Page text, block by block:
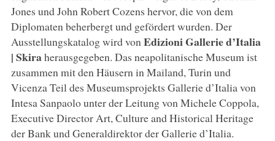
Jones und John Robert Cozens hervor, die von dem
Diplomaten beherbergt und gefördert wurden. Der
Ausstellungskatalog wird von Edizioni Gallerie d’Italia
| Skiraherausgegeben. Das neapolitanische Museum ist
zusammen mit den Häusern in Mailand, Turin und
Vicenza Teil des Museumsprojekts Gallerie d’Italia von
Intesa Sanpaolo unter der Leitung von Michele Coppola,
Executive Director Art, Culture and Historical Heritage
der Bank und Generaldirektor der Gallerie d’Italia.